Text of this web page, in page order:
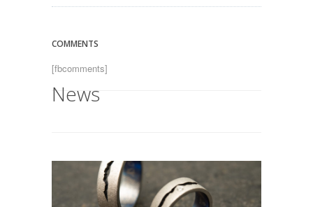
COMMENTS
[fbcomments]
News